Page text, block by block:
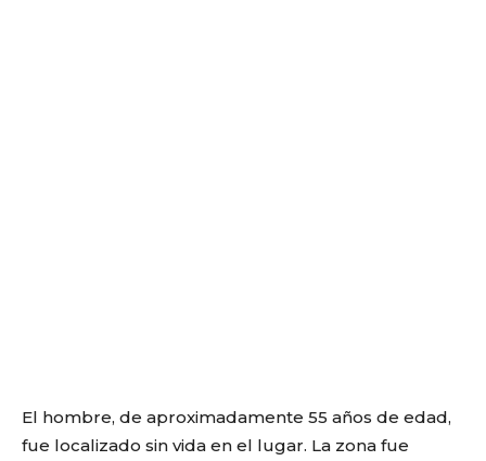
El hombre, de aproximadamente 55 años de edad,
fue localizado sin vida en el lugar. La zona fue